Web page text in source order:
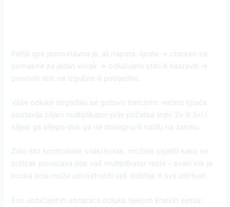
Petlja igre jednostavna je, ali napeta: igrate → chicken se
pomakne za jedan korak → odlučujete stati ili nastaviti →
ponoviti dok ne izgubite ili pobijedite.
Vaše odluke događaju se gotovo trenutno: većina igrača
postavlja ciljani multiplikator prije početka (npr. 2x ili 3x) i
slijedi ga slijepo dok ga ne dosegnu ili naiđu na zamku.
Zato što kontrolirate svaki korak, možete osjetiti kako se
pritisak povećava dok vaš multiplikator raste – svaki klik je
kocka koja može udvostručiti vaš dobitak ili sve izbrisati.
Evo uobičajenih obrazaca odluka tijekom kratkih sesija: